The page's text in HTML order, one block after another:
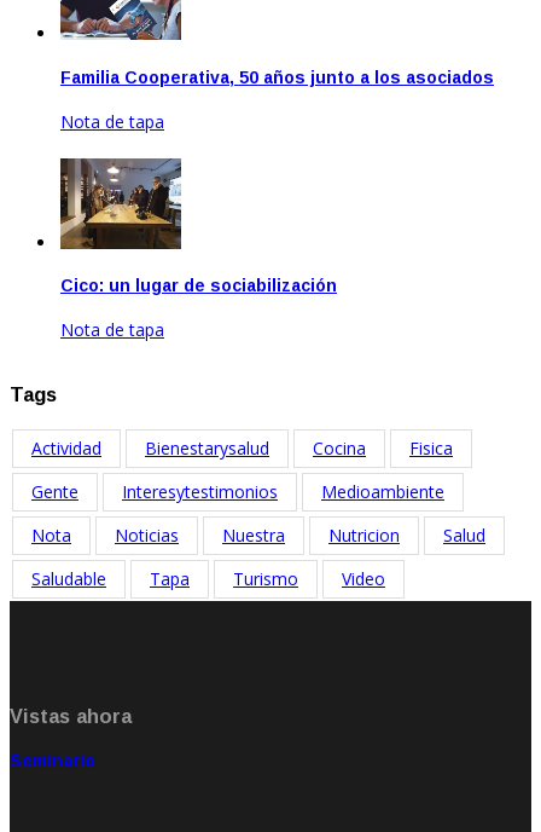
Familia Cooperativa, 50 años junto a los asociados
Nota de tapa
Cico: un lugar de sociabilización
Nota de tapa
Tags
Actividad Bienestarysalud Cocina
Fisica
Gente
Interesytestimonios
Medioambiente
Nota
Noticias Nuestra Nutricion
Salud
Saludable
Tapa Turismo Video
Vistas ahora
Seminario